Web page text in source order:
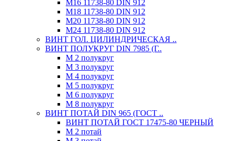
М16 11738-80 DIN 912
М18 11738-80 DIN 912
М20 11738-80 DIN 912
М24 11738-80 DIN 912
ВИНТ ГОЛ. ЦИЛИНДРИЧЕСКАЯ ..
ВИНТ ПОЛУКРУГ DIN 7985 (Г..
М 2 полукруг
М 3 полукруг
М 4 полукруг
М 5 полукруг
М 6 полукруг
М 8 полукруг
ВИНТ ПОТАЙ DIN 965 (ГОСТ ..
ВИНТ ПОТАЙ ГОСТ 17475-80 ЧЕРНЫЙ
М 2 потай